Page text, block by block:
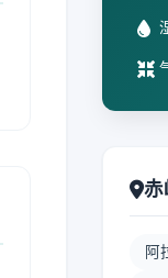
赤
阿